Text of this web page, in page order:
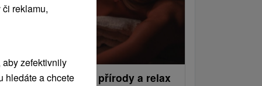
Pienin: Dotek přírody a relax
reklamu,
zefektivnily
hledáte a chcete